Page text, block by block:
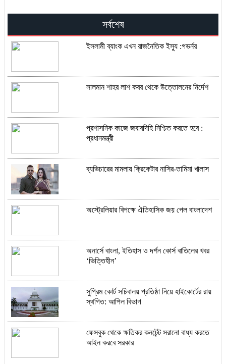
সর্বশেষ
ইসলামী ব্যাংক এখন রাজনৈতিক ইস্যু :গভর্নর
সালমান শাহর লাশ কবর থেকে উত্তোলনের নির্দেশ
প্রশাসনিক কাজে জবাবদিহি নিশ্চিত করতে হবে :
প্রধানমন্ত্রী
ব্যভিচারের মামলায় ক্রিকেটার নাসির-তামিমা খালাস
অস্ট্রেলিয়ার বিপক্ষে ঐতিহাসিক জয় পেল বাংলাদেশ
অনার্সে বাংলা, ইতিহাস ও দর্শন কোর্স বাতিলের খবর
‘ভিত্তিহীন’
সুপ্রিম কোর্ট সচিবালয় প্রতিষ্ঠা নিয়ে হাইকোর্টের রায়
স্থগিত: আপিল বিভাগ
ফেসবুক থেকে ক্ষতিকর কনটেন্ট সরানো বাধ্য করতে
আইন করবে সরকার